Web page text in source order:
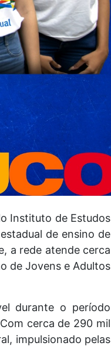
Instituto de Estudos
de ensino de
a rede atende cerca
de Jovens e Adultos
durante o período
cerca de 290 mil
impulsionado pelas